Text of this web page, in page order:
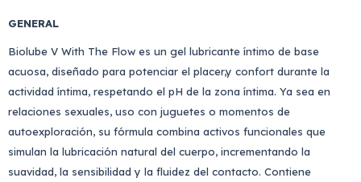
GENERAL
Biolube V With The Flow es un gel lubricante íntimo de base
acuosa, diseñado para potenciar el placer,y confort durante la
actividad íntima, respetando el pH de la zona íntima. Ya sea en
relaciones sexuales, uso con juguetes o momentos de
autoexploración, su fórmula combina activos funcionales que
simulan la lubricación natural del cuerpo, incrementando la
suavidad, la sensibilidad y la fluidez del contacto. Contiene